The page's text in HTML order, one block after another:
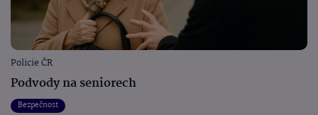
Policie ČR
Podvody na seniorech
Bezpečnost